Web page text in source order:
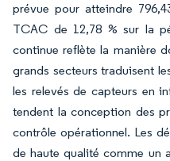
prévue pour atteindre
TCAC de 12,78 % sur la
continue reflète la manière
grands secteurs traduisent
les relevés de capteurs en
tendent la conception des
contrôle opérationnel. Les
de haute qualité comme un